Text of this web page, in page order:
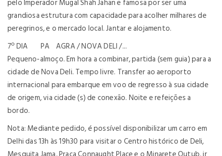
pelo Imperador Mugal Shah Jahan e famosa por ser uma
grandiosa estrutura com capacidade para acolher milhares de
peregrinos, e o mercado local. Jantar e alojamento.
7º DIA PA AGRA / NOVA DELI /...
Pequeno-almoço. Em hora a combinar, partida (sem guia) para a
cidade de Nova Deli. Tempo livre. Transfer ao aeroporto
internacional para embarque em voo de regresso à sua cidade
de origem, via cidade (s) de conexão. Noite e refeições a
bordo.
Nota: Mediante pedido, é possível disponibilizar um carro em
Delhi das 13h às 19h30 para visitar o Centro histórico de Deli,